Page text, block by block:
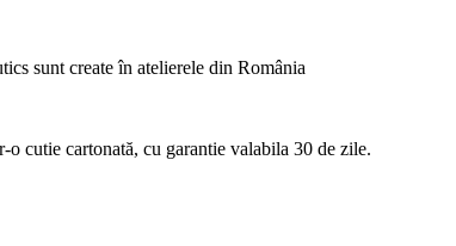
sunt create în atelierele din România
o cutie cartonată, cu garantie valabila 30 de zile.